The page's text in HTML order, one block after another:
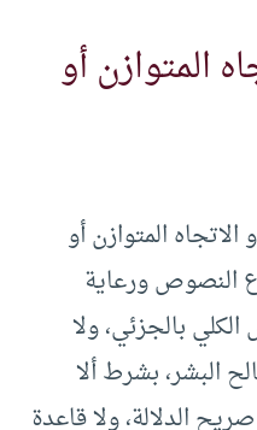
المتوازن أو
المتوازن أو
النصوص ورعاية
بالجزئي، ولا
البشر، بشرط ألا
الدلالة، ولا قاعدة